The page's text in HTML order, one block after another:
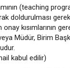
(teaching
doldurulması
kısımlarının
Müdür, Birim
kabul edilir)